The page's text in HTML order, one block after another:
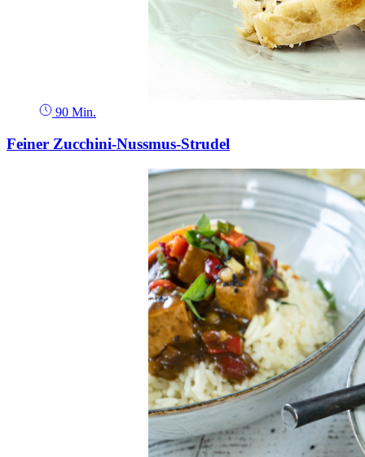
90 Min.
Feiner Zucchini-Nussmus-Strudel